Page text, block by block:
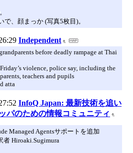
で、顔まっか (写真5枚目)。
Independent
before deadly rampage at Thai
violence, police say, including the
teachers and pupils
atta
InfoQ Japan: 最新技術を追い
パのための情報コミュニティ
Managed Agentsサポートを追加
者 Hiroaki.Sugimura